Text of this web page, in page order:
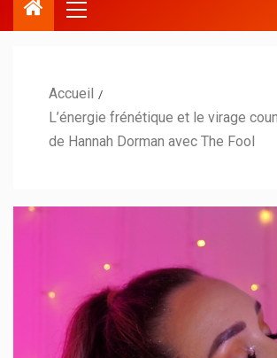
Accueil
L’énergie frénétique et le virage
de Hannah Dorman avec The Fool